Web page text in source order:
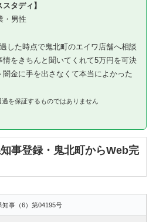
タディ】
・男性
した時点で鬼北町のエイワ店舗へ相談
をきちんと聞いてくれて5万円を可決
金に手を出さなくて本当によかった
を保証するものではありません
事登録・鬼北町からWeb完
知事（6）第04195号